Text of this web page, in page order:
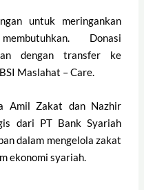
untuk meringankan
Donasi
dengan transfer ke
Maslahat – Care.
Amil Zakat dan Nazhir
dari PT Bank Syariah
dalam mengelola zakat
ekonomi syariah.